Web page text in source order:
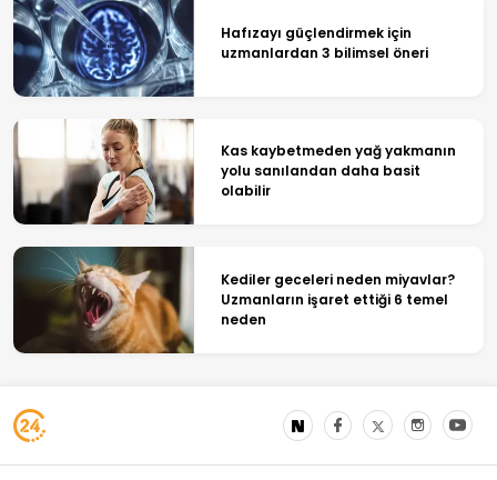
Hafızayı güçlendirmek için
uzmanlardan 3 bilimsel öneri
Kas kaybetmeden yağ yakmanın
yolu sanılandan daha basit
olabilir
Kediler geceleri neden miyavlar?
Uzmanların işaret ettiği 6 temel
neden